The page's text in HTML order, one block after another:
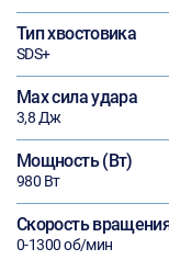
Тип хвостовика
SDS+
Max сила удара
3,8 Дж
Мощность (Вт)
980 Вт
Скорость
0-1300 об/мин